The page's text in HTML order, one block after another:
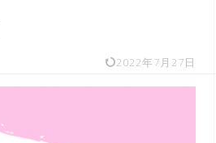
2022年7月27日